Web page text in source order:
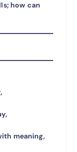
how can
meaning,